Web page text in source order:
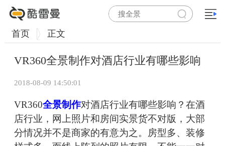
首页 正文
VR360全景制作对酒店行业有哪些影响
2018-08-09 14:50:01
VR360全景制作对酒店行业有哪些影响？在酒
店行业，网上照片和房间实景货不对版，大部
分情况并不是商家的有意为之。房型多、装修